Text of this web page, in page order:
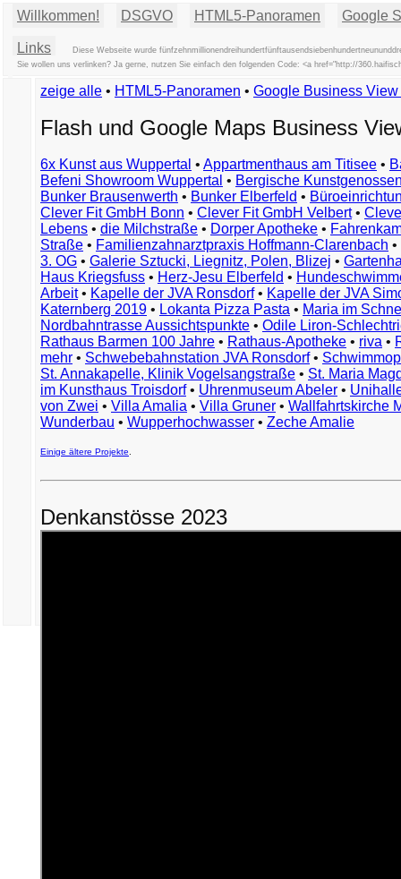
Willkommen! DSGVO HTML5-Panoramen Google
Links
Diese Webseite wurde
Sie wollen uns verlinken? Ja gerne, nutzen Sie einfach den folgenden Code: <a href="http://
zeige alle • HTML5-Panoramen • Google Business
Flash und Google Maps Business
6x Kunst aus Wuppertal • Appartmenthaus am Titisee •
Befeni Showroom Wuppertal • Bergische
Bunker Brausenwerth • Bunker Elberfeld •
Clever Fit GmbH Bonn • Clever Fit GmbH Velbert•
Lebens • die Milchstraße • Dorper Apotheke •
Straße • Familienzahnarztpraxis Hoffmann-Clarenbach •
3. OG • Galerie Sztucki, Liegnitz, Polen, Blizej •
Haus Kriegsfuss • Herz-Jesu Elberfeld •
Arbeit• Kapelle der JVA Ronsdorf• Kapelle der JVA
Katernberg 2019 • Lokanta Pizza Pasta • Maria im
Nordbahntrasse Aussichtspunkte • Odile Liron-
Rathaus Barmen 100 Jahre • Rathaus-Apotheke • riva •
mehr • Schwebebahnstation JVA Ronsdorf•
St. Annakapelle, Klinik Vogelsangstraße • St. Maria
im Kunsthaus Troisdorf• Uhrenmuseum Abeler •
von Zwei • Villa Amalia • Villa Gruner • Wallfahrtskirche
Wunderbau • Wupperhochwasser • Zeche Amalie
Einige ältere Projekte
Denkanstösse 2023